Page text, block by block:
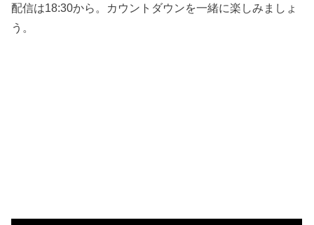
配信は18:30から。カウントダウンを一緒に楽しみましょ
う。